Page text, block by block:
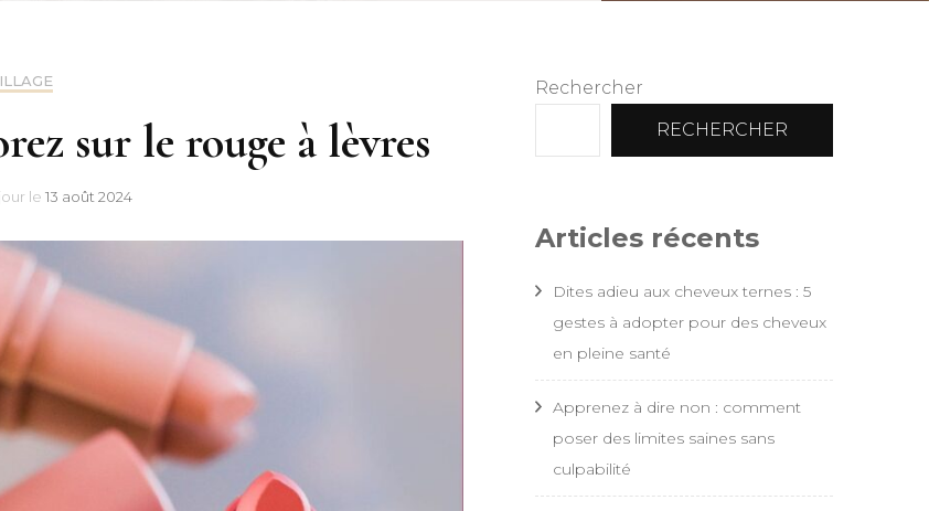
sur le rouge à lèvres
le 13 août 2024
Rechercher
RECHERCHER
Articles récents
Dites adieu aux cheveux ternes : 5
gestes à adopter pour des cheveux
en pleine santé
Apprenez à dire non : comment
poser des limites saines sans
culpabilité